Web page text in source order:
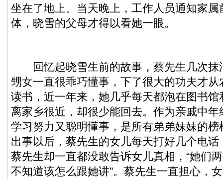
坐在了地上。当天晚上，工作人员通知家
体，晓雪的父母才得以看她一眼。
回忆起晓雪生前的故事，蔡先生几次抹
甥女一直很乖巧懂事，下了很大的功夫才
读书，近一年来，她几乎每天都泡在图书
离家乡很近，却很少能回去。作为亲戚中
学习努力又聪明懂事，是所有弟弟妹妹的
出事以后，蔡先生的女儿每天打好几个电
蔡先生却一直都没敢告诉女儿真相，“她们
不知道该怎么跟她讲”。蔡先生一直担心，